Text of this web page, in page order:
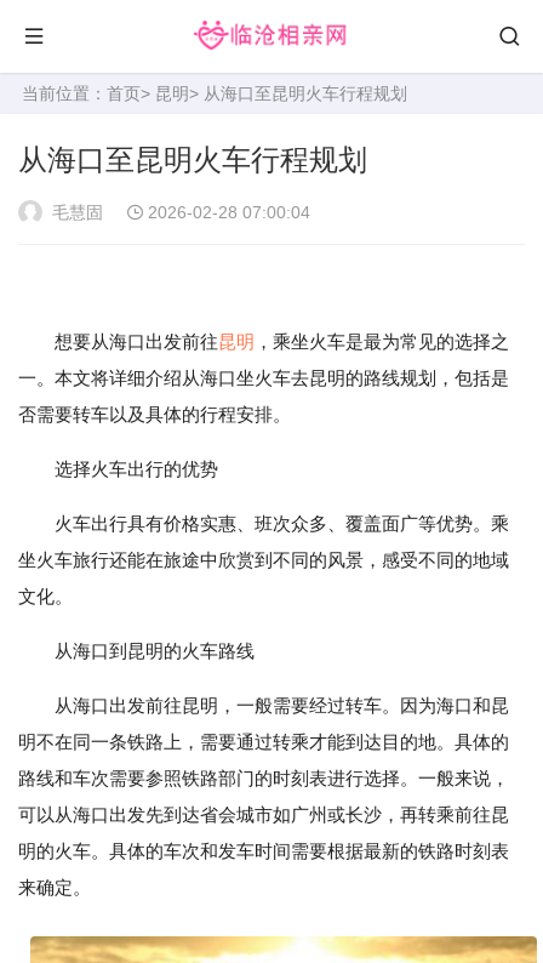
当前位置： 首页> 昆明> 从海口至昆明火车行程规划
从海口至昆明火车行程规划
毛慧固 2026-02-28 07:00:04
想要从海口出发前往昆明 ，乘坐火车是最为常见的选择之
一。本文将详细介绍从海口坐火车去昆明的路线规划，包括是
否需要转车以及具体的行程安排。
选择火车出行的优势
火车出行具有价格实惠、班次众多、覆盖面广等优势。乘
坐火车旅行还能在旅途中欣赏到不同的风景，感受不同的地域
文化。
从海口到昆明的火车路线
从海口出发前往昆明，一般需要经过转车。因为海口和昆
明不在同一条铁路上，需要通过转乘才能到达目的地。具体的
路线和车次需要参照铁路部门的时刻表进行选择。一般来说，
可以从海口出发先到达省会城市如广州或长沙，再转乘前往昆
明的火车。具体的车次和发车时间需要根据最新的铁路时刻表
来确定。